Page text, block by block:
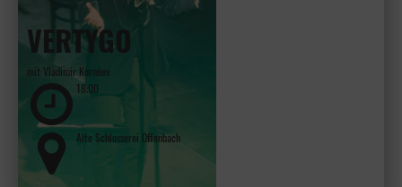
VERTYGO
mit Vladimir Kornéev
18:00
Alte Schlosserei Offenbach